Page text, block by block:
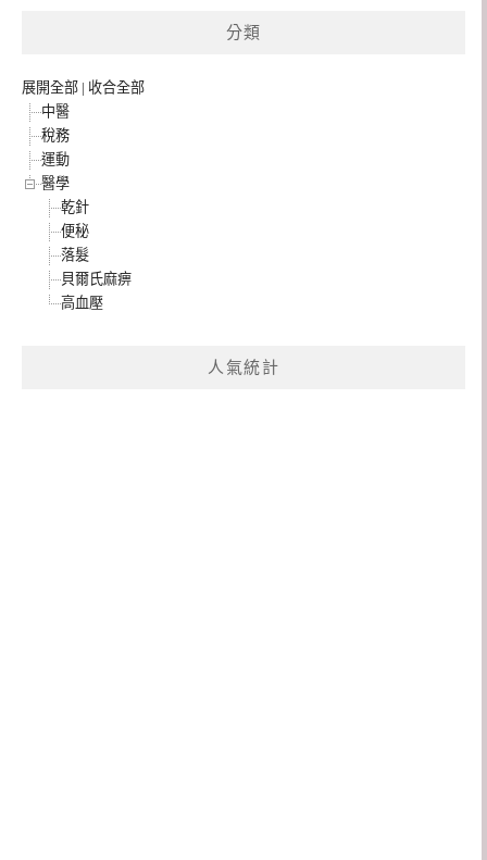
分類
展開全部 | 收合全部
中醫
稅務
運動
醫學
乾針
便秘
落髮
貝爾氏麻痹
高血壓
人氣統計